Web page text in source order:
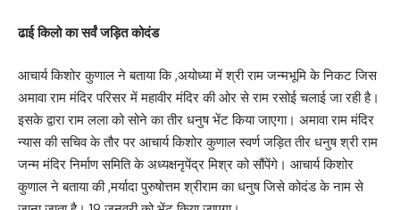
ढाई किलो का सर्वं जड़ित कोदंड
आचार्य किशोर कुणाल ने बताया कि ,अयोध्या में श्री राम जन्मभूमि के निकट जिस
अमावा राम मंदिर परिसर में महावीर मंदिर की ओर से राम रसोई चलाई जा रही है।
इसके द्वारा राम लला को सोने का तीर धनुष भेंट किया जाएगा। अमावा राम मंदिर
न्यास की सचिव के तौर पर आचार्य किशोर कुणाल स्वर्ण जड़ित तीर धनुष श्री राम
जन्म मंदिर निर्माण समिति के अध्यक्षनृपेंद्र मिश्र को सौंपेंगे। आचार्य किशोर
कुणाल ने बताया की ,मर्यादा पुरुषोत्तम श्रीराम का धनुष जिसे कोदंड के नाम से